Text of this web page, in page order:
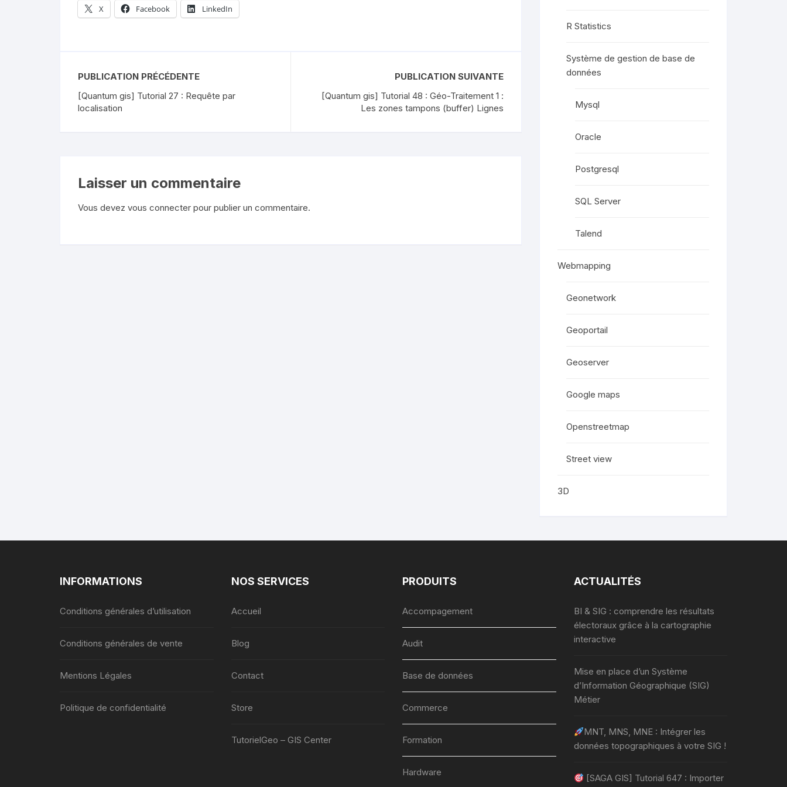
X Facebook LinkedIn
PUBLICATION PRÉCÉDENTE
[Quantum gis] Tutorial 27 : Requête par
localisation
PUBLICATION SUIVANTE
[Quantum gis] Tutorial 48 : Géo-Traitement 1 :
Les zones tampons (buffer) Lignes
Laisser un commentaire
Vous devez vous connecter pour publier un commentaire.
R Statistics
Système de gestion de base de
données
Mysql
Oracle
Postgresql
SQL Server
Talend
Webmapping
Geonetwork
Geoportail
Geoserver
Google maps
Openstreetmap
Street view
3D
INFORMATIONS
Conditions générales d’utilisation
Conditions générales de vente
Mentions Légales
Politique de confidentialité
NOS SERVICES
Accueil
Blog
Contact
Store
TutorielGeo – GIS Center
PRODUITS
Accompagement
Audit
Base de données
Commerce
Formation
Hardware
ACTUALITÉS
BI & SIG : comprendre les résultats
électoraux grâce à la cartographie
interactive
Mise en place d’un Système
d’Information Géographique (SIG)
Métier
MNT, MNS, MNE : Intégrer les
données topographiques à votre SIG !
[SAGA GIS] Tutorial 647 : Importer